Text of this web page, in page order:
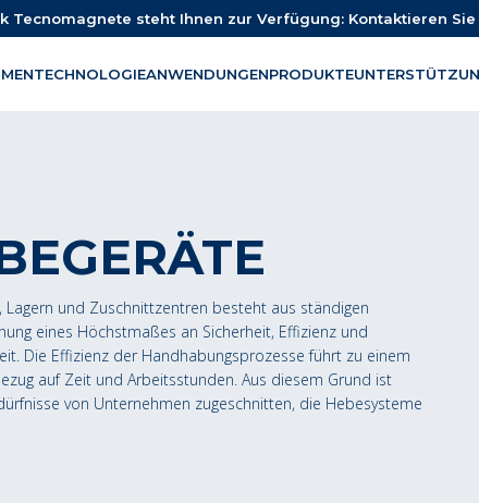
Tecnomagnete steht Ihnen zur Verfügung: Kontaktieren
TECHNOLOGIEANWENDUNGENPRODUKTE
Lagern und Zuschnittzentren besteht aus ständigen
eines Höchstmaßes an Sicherheit, Effizienz und
Die Effizienz der Handhabungsprozesse führt zu einem
auf Zeit und Arbeitsstunden. Aus diesem Grund ist
von Unternehmen zugeschnitten, die Hebesysteme